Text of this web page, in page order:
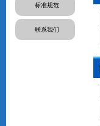
标准规范
联系我们